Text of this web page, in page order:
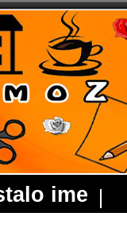
ime